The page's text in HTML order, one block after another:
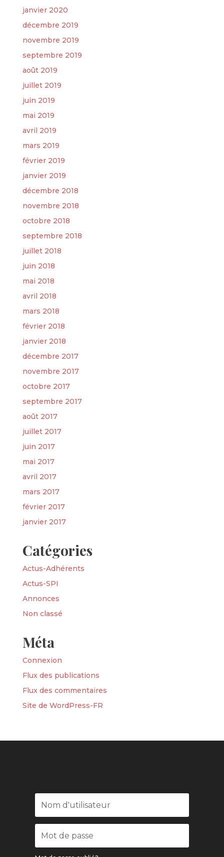
janvier 2020
décembre 2019
novembre 2019
septembre 2019
août 2019
juillet 2019
juin 2019
mai 2019
avril 2019
mars 2019
février 2019
janvier 2019
décembre 2018
novembre 2018
octobre 2018
septembre 2018
juillet 2018
juin 2018
mai 2018
avril 2018
mars 2018
février 2018
janvier 2018
décembre 2017
novembre 2017
octobre 2017
septembre 2017
août 2017
juillet 2017
juin 2017
mai 2017
avril 2017
mars 2017
février 2017
janvier 2017
Catégories
Actus-Adhérents
Actus-SPI
Annonces
Non classé
Méta
Connexion
Flux des publications
Flux des commentaires
Site de WordPress-FR